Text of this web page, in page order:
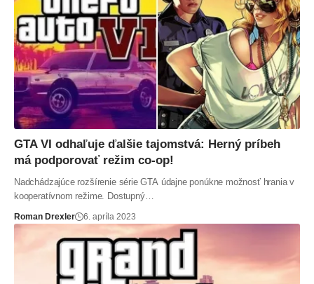
GTA VI odhaľuje ďalšie tajomstvá: Herný príbeh
má podporovať režim co-op!
Nadchádzajúce rozšírenie série GTA údajne ponúkne možnosť hrania v
kooperatívnom režime. Dostupný…
Roman Drexler 6. apríla 2023